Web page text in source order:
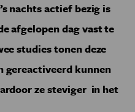
nachts actief bezig is
afgelopen dag vast te
studies tonen deze
gereactiveerd kunnen
ze steviger in het